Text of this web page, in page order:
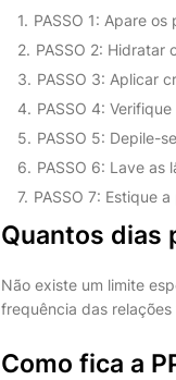
PASSO 1: Apare
PASSO 2: Hidratar
PASSO 3: Aplicar
PASSO 4:
PASSO 5: Depile-
PASSO 6: Lave as
PASSO 7: Estique
Quantos dias
Não existe um limite
frequência das
Como fica a